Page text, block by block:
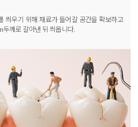
씌우기 위해 재료가 들어갈 공간을 확보하고
두께로 갈아낸 뒤 씌웁니다.